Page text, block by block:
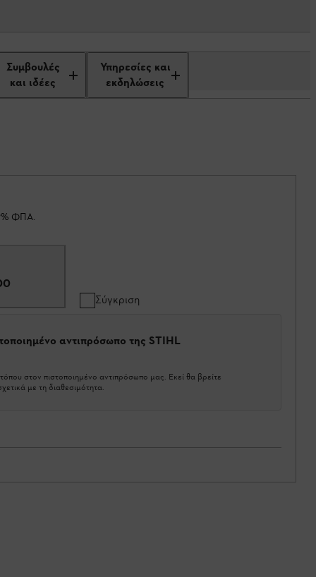
Συμβουλές
και ιδέες
Υπηρεσίες και
εκδηλώσεις
ΦΠΑ.
Σύγκριση
αντιπρόσωπο της STIHL
στον πιστοποιημένο αντιπρόσωπο μας. Εκεί θα βρείτε
με τη διαθεσιμότητα.